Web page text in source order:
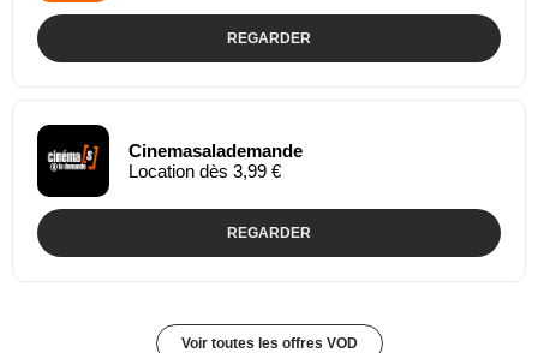
REGARDER
Cinemasalademande
Location dès 3,99 €
REGARDER
Voir toutes les offres VOD